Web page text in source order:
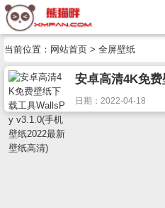
当前位置： 网站首页 > 全屏壁纸
日期：2022-04-18